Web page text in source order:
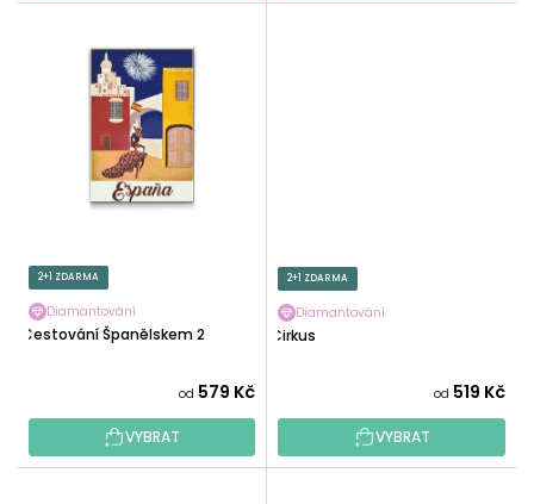
2+1 ZDARMA
Diamantování
Cestování Španělskem 2
od 579 Kč
VYBRAT
2+1 ZDARMA
Diamantování
Cirkus
od 519 Kč
VYBRAT